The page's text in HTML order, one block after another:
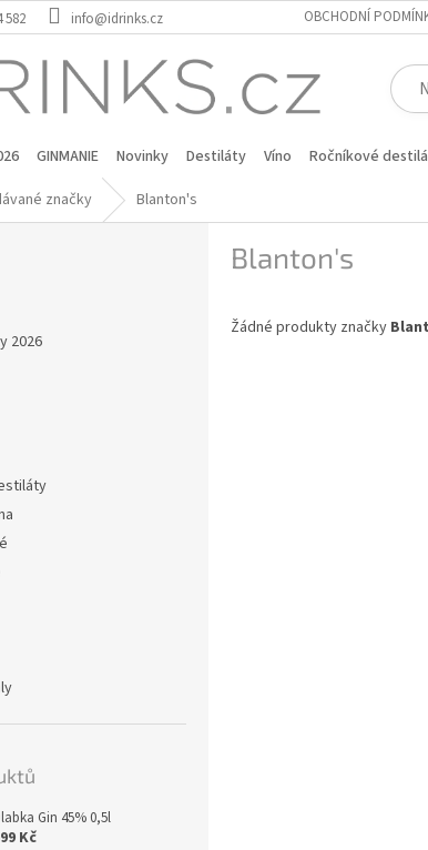
582 info@idrinks.cz OBCHODNÍ
GINMANIE Novinky Destiláty Víno Ročníkové
značky Blanton's
2026
Gin 45% 0,5l
Kč
Blanton's
Žádné produkty značky